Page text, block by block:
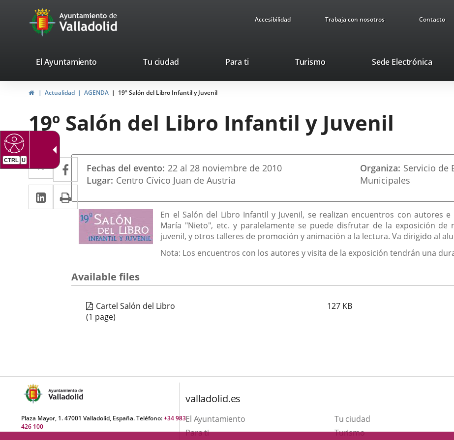
CTRL U
Portal
Web
Ayuntamiento
de
Accesibilidad Trabaja con nosotros Contacto
valladolid.es
El Ayuntamiento Tu ciudad Para ti TurismoThis
will
a
pop-
up
Sede ElectrónicaLink
HomeActualidad AGENDA 19º Salón del Libro Infantil y Juvenil
19º Salón del Libro Infantil y Juvenil
Twitter
Enlace
a
una
aplicación
externa.
Facebook
Enlace
a
una
aplicación
externa.
Linkedin
Enlace
a
aplicación
del
evento
Fechas del evento 22 al 28 noviembre de 2010
Lugar Centro Cívico Juan de Austria
Organiza Servicio de
Municipales
Descripción
En el Salón del Libro Infantil y Juvenil, se realizan encuentros con autores
María "Nieto", etc. y paralelamente se puede disfrutar de la exposición
juvenil, y otros talleres de promoción y animación a la lectura. Va dirigido al
Nota: Los encuentros con los autores y visita de la exposición tendrán una
Available files
Cartel Salón del Libro 127 KB
(1 page)
Plaza Mayor, 1. 47001 Valladolid, España. Teléfono:+34 983
426 100
valladolid.es
El Ayuntamiento
Tu ciudad
Para ti
TurismoThis